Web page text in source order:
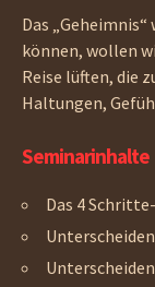
Das
können, wollen
Reise lüften, die
Haltungen,
Seminarinhalte
Das 4